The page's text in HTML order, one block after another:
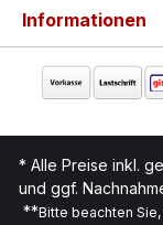
Informationen
* Alle Preise inkl.
und ggf.
**Bitte beachten